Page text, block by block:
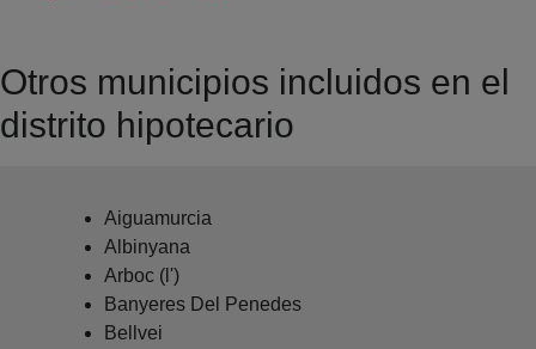
Otros municipios incluidos en el
distrito hipotecario
Aiguamurcia
Albinyana
Arboc (l')
Banyeres Del Penedes
Bellvei